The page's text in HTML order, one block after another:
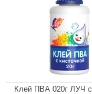
Клей ПВА 020г ЛУЧ с